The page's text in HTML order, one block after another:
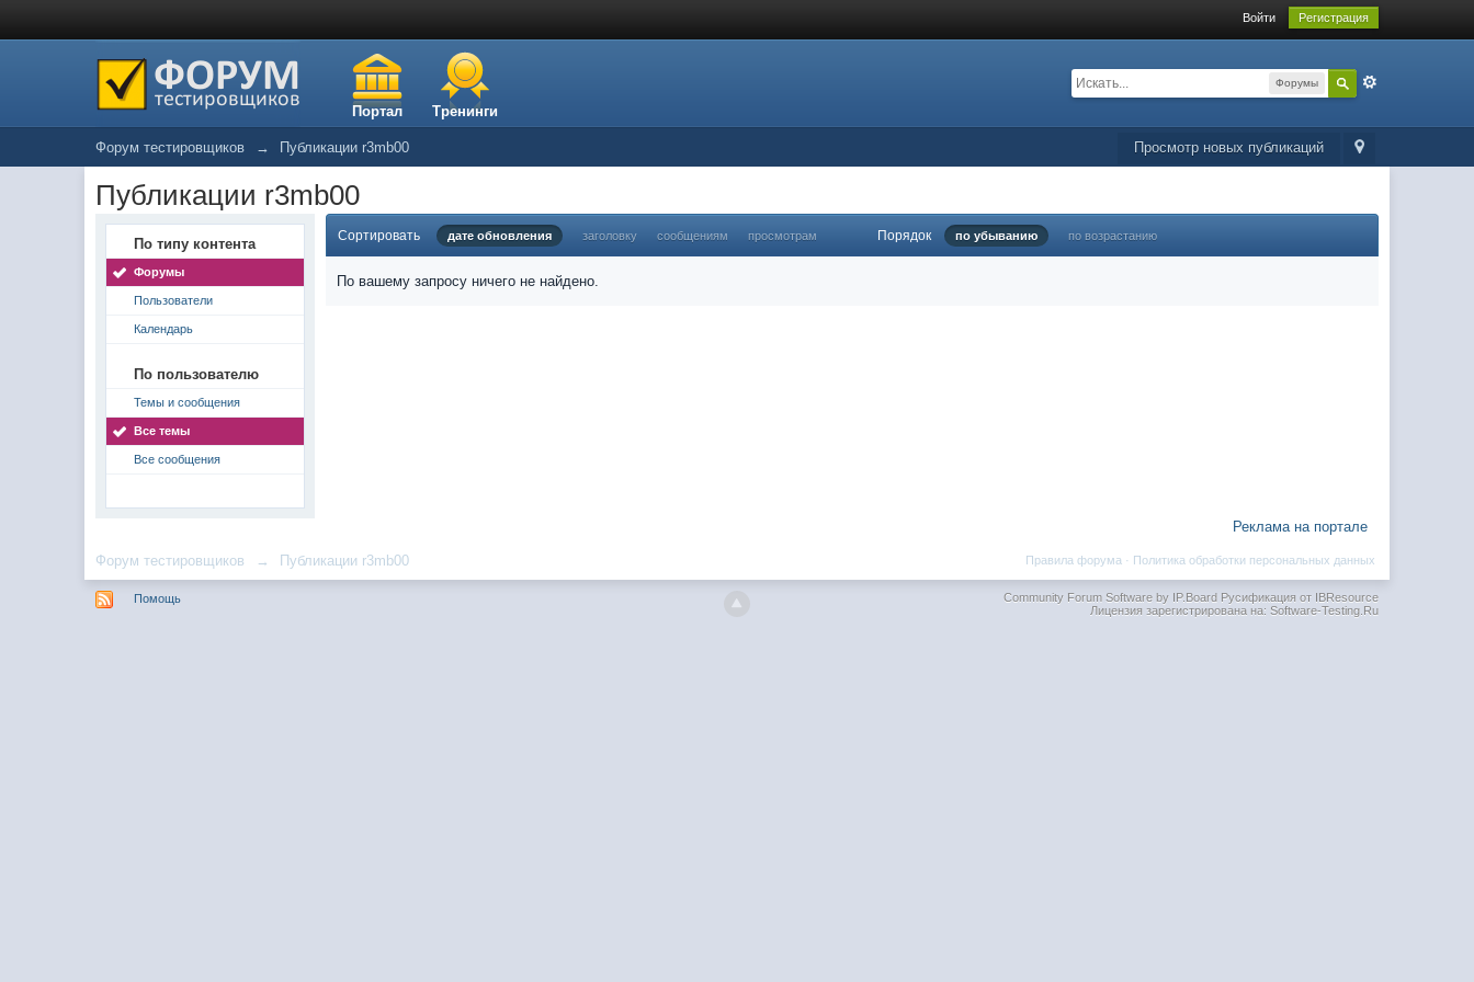
Войти Регистрация
Портал Тренинги
Форумы
Просмотр новых публикаций
Форум тестировщиков → Публикации r3mb00
Публикации r3mb00
По типу контента
Форумы
Пользователи
Календарь
По пользователю
Темы и сообщения
Все темы
Все сообщения
Сортировать дате обновления заголовку сообщениям просмотрам Порядок по убыванию по возрастанию
По вашему запросу ничего не найдено.
Реклама на портале
Форум тестировщиков → Публикации r3mb00 Политика обработки персональных данных
Правила форума ·
Помощь Community Forum Software by IP.BoardРусификация от IBResource
Лицензия зарегистрирована на: Software-Testing.Ru